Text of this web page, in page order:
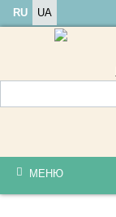
RU UA
МЕНЮ